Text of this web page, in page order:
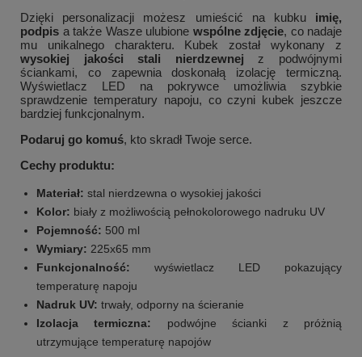
Dzięki personalizacji możesz umieścić na kubku imię,
podpis a także Wasze ulubione wspólne zdjęcie, co nadaje
mu unikalnego charakteru. Kubek został wykonany z
wysokiej jakości stali nierdzewnej z podwójnymi
ściankami, co zapewnia doskonałą izolację termiczną.
Wyświetlacz LED na pokrywce umożliwia szybkie
sprawdzenie temperatury napoju, co czyni kubek jeszcze
bardziej funkcjonalnym.
Podaruj go komuś, kto skradł Twoje serce.
Cechy produktu:
Materiał: stal nierdzewna o wysokiej jakości
Kolor: biały z możliwością pełnokolorowego nadruku UV
Pojemność: 500 ml
Wymiary: 225x65 mm
Funkcjonalność: wyświetlacz LED pokazujący
temperaturę napoju
Nadruk UV: trwały, odporny na ścieranie
Izolacja termiczna: podwójne ścianki z próżnią
utrzymujące temperaturę napojów